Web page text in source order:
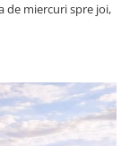
de miercuri spre joi,